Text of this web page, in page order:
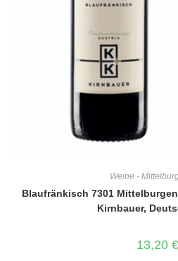
Weine -
Blaufränkisch 7301
Kirnbauer,
13,20 €